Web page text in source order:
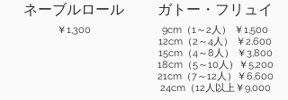
ネーブルロール
￥1,300
ガトー・フリュイ
9cm（1～2人） ￥1,500
12cm（2～4人） ￥2,600
15cm（4～8人） ￥3,800
18cm（5～10人）￥5,200
21cm（7～12人）￥6,600
24cm（12人以上￥9,000